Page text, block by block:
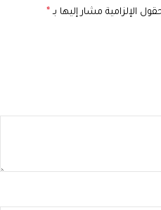
الإلزامية مشار إليها بـ *